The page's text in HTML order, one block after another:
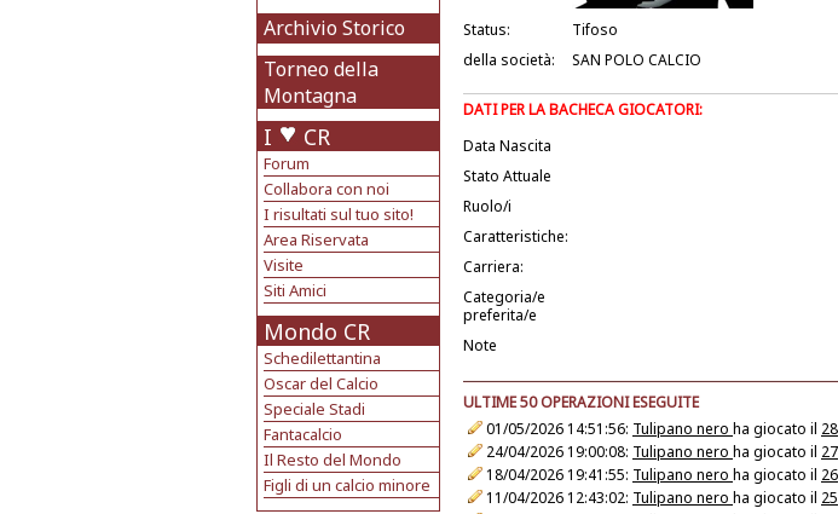
Archivio Storico
Torneo della
Montagna
I CR
Forum
Collabora con noi
I risultati sul tuo sito!
Area Riservata
Visite
Siti Amici
Mondo CR
Schedilettantina
Oscar del Calcio
Speciale Stadi
Fantacalcio
Il Resto del Mondo
Figli di un calcio minore
Status:
Tifoso
della società:
SAN POLO CALCIO
DATI PER LA BACHECA GIOCATORI:
Data Nascita
Stato Attuale
Ruolo/i
Caratteristiche:
Carriera:
Categoria/e
preferita/e
Note
ULTIME 50 OPERAZIONI ESEGUITE
01/05/2026 14:51:56: Tulipano nero ha giocato il 28
24/04/2026 19:00:08: Tulipano nero ha giocato il 27
18/04/2026 19:41:55: Tulipano nero ha giocato il 26
11/04/2026 12:43:02: Tulipano nero ha giocato il 25